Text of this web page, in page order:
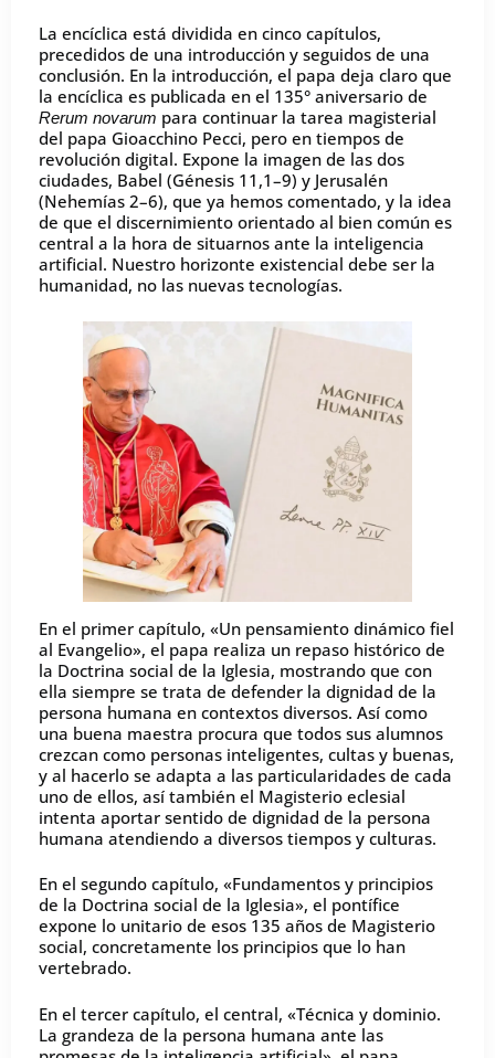
La encíclica está dividida en cinco capítulos,
precedidos de una introducción y seguidos de una
conclusión. En la introducción, el papa deja claro que
la encíclica es publicada en el 135° aniversario de
Rerum novarum para continuar la tarea magisterial
del papa Gioacchino Pecci, pero en tiempos de
revolución digital. Expone la imagen de las dos
ciudades, Babel (Génesis 11,1–9) y Jerusalén
(Nehemías 2–6), que ya hemos comentado, y la idea
de que el discernimiento orientado al bien común es
central a la hora de situarnos ante la inteligencia
artificial. Nuestro horizonte existencial debe ser la
humanidad, no las nuevas tecnologías.
En el primer capítulo, «Un pensamiento dinámico fiel
al Evangelio», el papa realiza un repaso histórico de
la Doctrina social de la Iglesia, mostrando que con
ella siempre se trata de defender la dignidad de la
persona humana en contextos diversos. Así como
una buena maestra procura que todos sus alumnos
crezcan como personas inteligentes, cultas y buenas,
y al hacerlo se adapta a las particularidades de cada
uno de ellos, así también el Magisterio eclesial
intenta aportar sentido de dignidad de la persona
humana atendiendo a diversos tiempos y culturas.
En el segundo capítulo, «Fundamentos y principios
de la Doctrina social de la Iglesia», el pontífice
expone lo unitario de esos 135 años de Magisterio
social, concretamente los principios que lo han
vertebrado.
En el tercer capítulo, el central, «Técnica y dominio.
La grandeza de la persona humana ante las